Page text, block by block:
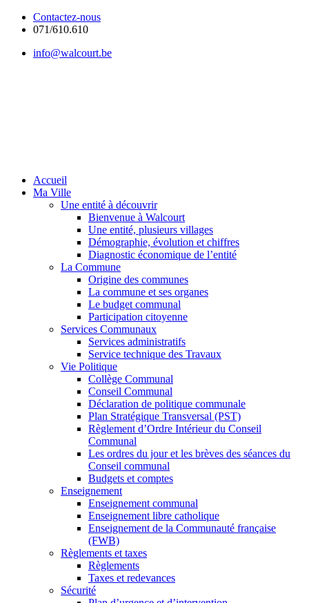
Contactez-nous
071/610.610
info@walcourt.be
Accueil
Ma Ville
Une entité à découvrir
Bienvenue à Walcourt
Une entité, plusieurs villages
Démographie, évolution et chiffres
Diagnostic économique de l’entité
La Commune
Origine des communes
La commune et ses organes
Le budget communal
Participation citoyenne
Services Communaux
Services administratifs
Service technique des Travaux
Vie Politique
Collège Communal
Conseil Communal
Déclaration de politique communale
Plan Stratégique Transversal (PST)
Règlement d’Ordre Intérieur du Conseil
Communal
Les ordres du jour et les brèves des séances du
Conseil communal
Budgets et comptes
Enseignement
Enseignement communal
Enseignement libre catholique
Enseignement de la Communauté française
(FWB)
Règlements et taxes
Règlements
Taxes et redevances
Sécurité